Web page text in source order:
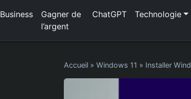
Business
Gagner de
l’argent
ChatGPT Technologie
Accueil » Windows 11 » Installer